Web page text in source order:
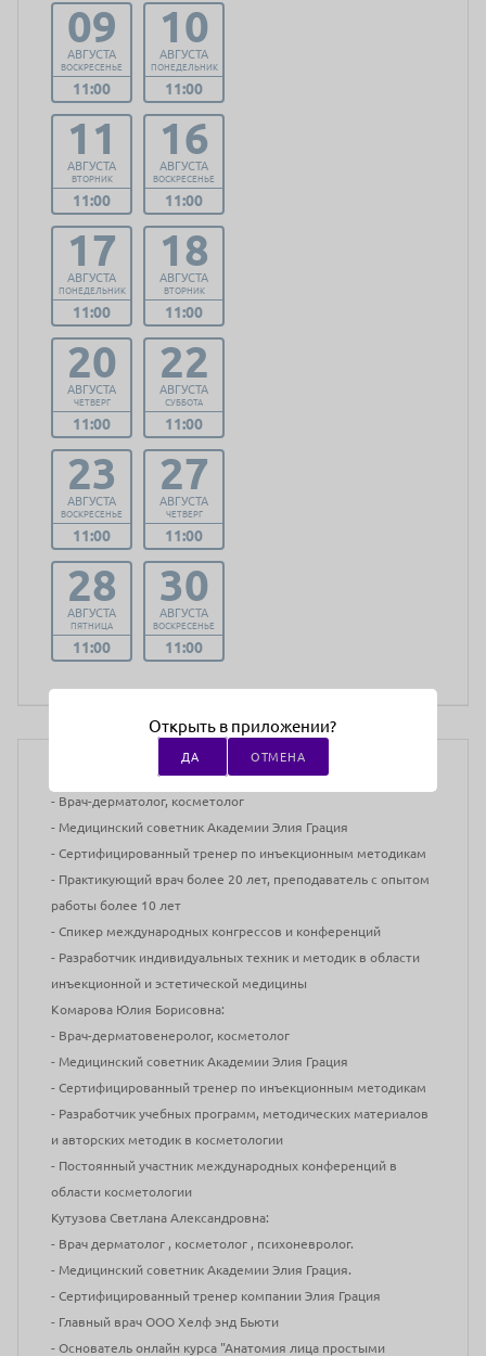
09
АВГУСТА
ВОСКРЕСЕНЬЕ
11:00
10
АВГУСТА
ПОНЕДЕЛЬНИК
11:00
11
АВГУСТА
ВТОРНИК
11:00
16
АВГУСТА
ВОСКРЕСЕНЬЕ
11:00
17
АВГУСТА
ПОНЕДЕЛЬНИК
11:00
18
АВГУСТА
ВТОРНИК
11:00
20
АВГУСТА
ЧЕТВЕРГ
11:00
22
АВГУСТА
СУББОТА
11:00
23
АВГУСТА
ВОСКРЕСЕНЬЕ
11:00
27
АВГУСТА
ЧЕТВЕРГ
11:00
28
АВГУСТА
ПЯТНИЦА
11:00
30
АВГУСТА
ВОСКРЕСЕНЬЕ
11:00
Парсегян Олеся Анатольевна:
- Врач-дерматолог, косметолог
- Медицинский советник Академии Элия Грация
- Сертифицированный тренер по инъекционным методикам
- Практикующий врач более 20 лет, преподаватель с опытом
работы более 10 лет
- Спикер международных конгрессов и конференций
- Разработчик индивидуальных техник и методик в области
инъекционной и эстетической медицины
Комарова Юлия Борисовна:
- Врач-дерматовенеролог, косметолог
- Медицинский советник Академии Элия Грация
- Сертифицированный тренер по инъекционным методикам
- Разработчик учебных программ, методических материалов
и авторских методик в косметологии
- Постоянный участник международных конференций в
области косметологии
Кутузова Светлана Александровна:
- Врач дерматолог , косметолог , психоневролог.
- Медицинский советник Академии Элия Грация.
- Сертифицированный тренер компании Элия Грация
- Главный врач ООО Хелф энд Бьюти
- Основатель онлайн курса "Анатомия лица простыми
Открыть в приложении?
ДА ОТМЕНА